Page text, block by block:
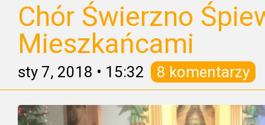
Chór Świerzno
Mieszkańcami
sty 7, 2018 • 15:32 8 komentarzy